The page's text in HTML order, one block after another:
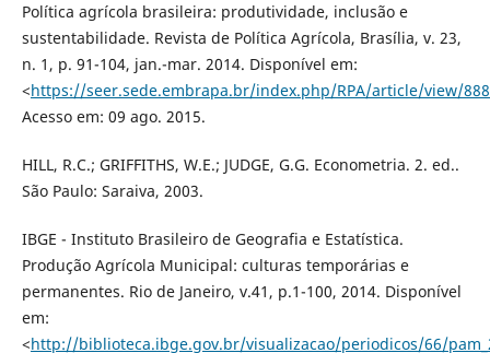
Política agrícola brasileira: produtividade, inclusão e
sustentabilidade. Revista de Política Agrícola, Brasília, v. 23,
n. 1, p. 91-104, jan.-mar. 2014. Disponível em:
<https://seer.sede.embrapa.br/index.php/RPA/article/view/
Acesso em: 09 ago. 2015.
HILL, R.C.; GRIFFITHS, W.E.; JUDGE, G.G. Econometria. 2. ed..
São Paulo: Saraiva, 2003.
IBGE - Instituto Brasileiro de Geografia e Estatística.
Produção Agrícola Municipal: culturas temporárias e
permanentes. Rio de Janeiro, v.41, p.1-100, 2014. Disponível
em:
<http://biblioteca.ibge.gov.br/visualizacao/periodicos/66/